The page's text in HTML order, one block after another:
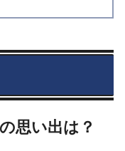
思い出は？